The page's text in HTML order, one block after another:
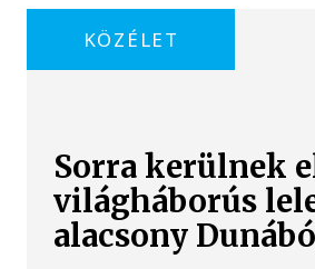
KÖZÉLET
Sorra kerülnek
világháborús
alacsony